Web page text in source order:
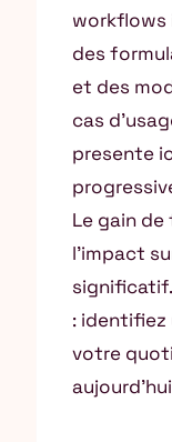
des
et des
cas
presente
Le gain
l’impact
significatif.
:
votre